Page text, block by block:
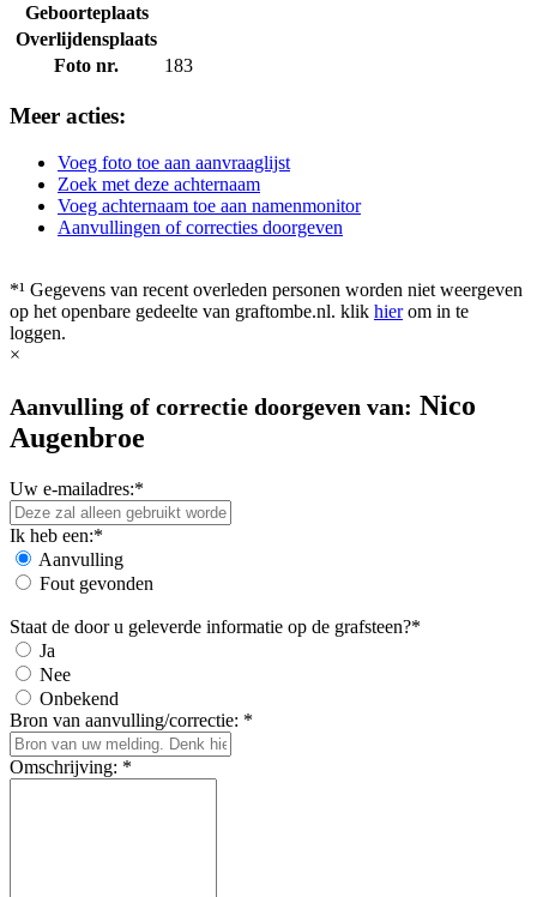
Geboorteplaats
Overlijdensplaats
Foto nr.
183
Meer acties:
Voeg foto toe aan aanvraaglijst
Zoek met deze achternaam
Voeg achternaam toe aan namenmonitor
Aanvullingen of correcties doorgeven
*¹ Gegevens van recent overleden personen worden niet weergeven
op het openbare gedeelte van graftombe.nl. klik hierom in te
loggen.
×
Aanvulling of correctie doorgeven van: Nico
Augenbroe
Uw e-mailadres:*
Ik heb een:*
Aanvulling
Fout gevonden
Staat de door u geleverde informatie op de grafsteen?*
Ja
Nee
Onbekend
Bron van aanvulling/correctie: *
Omschrijving: *